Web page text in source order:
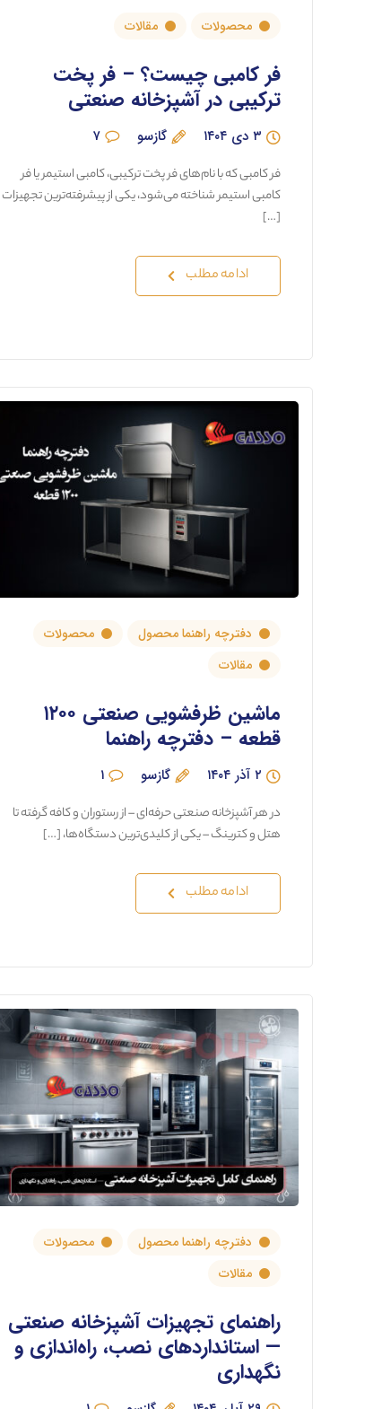
محصولات مقالات
فر کامبی چیست؟ – فر پخت
ترکیبی در آشپزخانه صنعتی
۳ دی ۱۴۰۴ گازسو ۷
فر کامبی که با نام‌های فر پخت ترکیبی، کامبی استیمر یا فر
کامبی استیمر شناخته می‌شود، یکی از پیشرفته‌ترین تجهیزات
[…]
ادامه مطلب
دفترچه راهنما محصول
محصولات
مقالات
ماشین ظرفشویی صنعتی ۱۲۰۰
قطعه – دفترچه راهنما
۲ آذر ۱۴۰۴ گازسو ۱
در هر آشپزخانه صنعتی حرفه‌ای – از رستوران و کافه گرفته تا
هتل و کترینگ – یکی از کلیدی‌ترین دستگاه‌ها، […]
ادامه مطلب
دفترچه راهنما محصول
محصولات
مقالات
راهنمای تجهیزات آشپزخانه صنعتی
— استانداردهای نصب، راه‌اندازی و
نگهداری